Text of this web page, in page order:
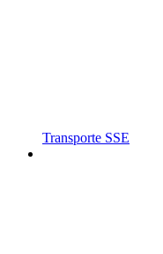
Transporte SSE